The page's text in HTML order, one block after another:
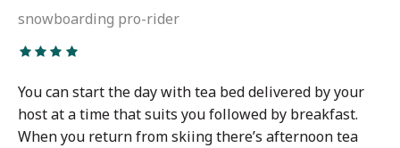
snowboarding pro-rider
You can start the day with tea bed delivered by your
host at a time that suits you followed by breakfast.
When you return from skiing there’s afternoon tea